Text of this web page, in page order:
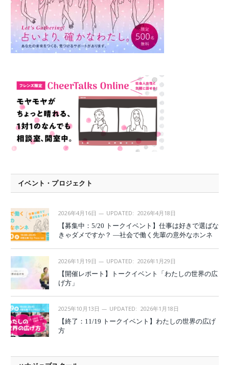
イベント・プロジェクト
2026年4月16日 UPDATED: 2026年4月18日
【募集中：5/20 トークイベント】仕事は好きで選ばな
きゃダメですか？ —社会で働く先輩の意外なホンネ
2026年1月19日 UPDATED: 2026年1月29日
【開催レポート】トークイベント「わたしの世界の広
げ方」
2025年10月13日 UPDATED: 2026年1月18日
【終了：11/19 トークイベント】わたしの世界の広げ
方